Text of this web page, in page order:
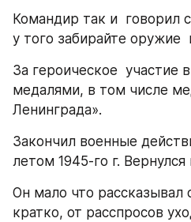
Командир так и  говорил
у того забирайте оружие
За героическое  участие
медалями, в том числе
Ленинграда».
Закончил военные
летом 1945-го г.
Он мало что рассказывал
кратко, от расспросов